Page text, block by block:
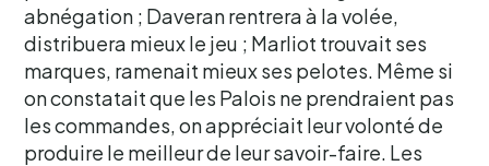
abnégation ; Daveran rentrera à la volée,
distribuera mieux le jeu ; Marliot trouvait ses
marques, ramenait mieux ses pelotes. Même si
on constatait que les Palois ne prendraient pas
les commandes, on appréciait leur volonté de
produire le meilleur de leur savoir-faire. Les